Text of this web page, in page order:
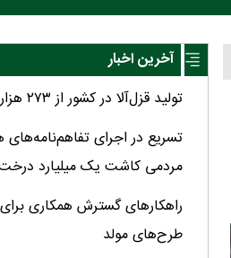
آخرین اخبار
تولید قزل‌آلا در کشور از ۲۷۳ هزار تن عبور کرد
تسریع در اجرای
مردمی کاشت یک میلیارد
راهکارهای گسترش همکاری
طرح‌های مولد